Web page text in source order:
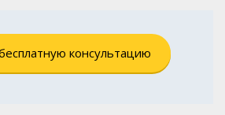
консультацию